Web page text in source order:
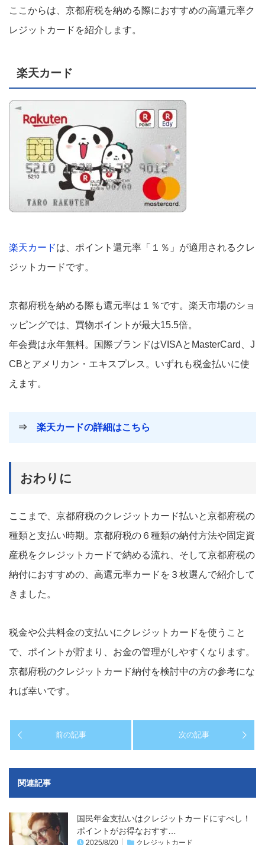
ここからは、京都府税を納める際におすすめの高還元率ク
レジットカードを紹介します。
楽天カード
楽天カードは、ポイント還元率「１％」が適用されるクレ
ジットカードです。
京都府税を納める際も還元率は１％です。楽天市場のショ
ッピングでは、買物ポイントが最大15.5倍。
年会費は永年無料。国際ブランドはVISAとMasterCard、J
CBとアメリカン・エキスプレス。いずれも税金払いに使
えます。
⇒ 楽天カードの詳細はこちら
おわりに
ここまで、京都府税のクレジットカード払いと京都府税の
種類と支払い時期。京都府税の６種類の納付方法や固定資
産税をクレジットカードで納める流れ、そして京都府税の
納付におすすめの、高還元率カードを３枚選んで紹介して
きました。
税金や公共料金の支払いにクレジットカードを使うこと
で、ポイントが貯まり、お金の管理がしやすくなります。
京都府税のクレジットカード納付を検討中の方の参考にな
れば幸いです。
前の記事 次の記事
関連記事
国民年金支払いはクレジットカードにすべし！
ポイントがお得なおすす…
2025/8/20 クレジットカード